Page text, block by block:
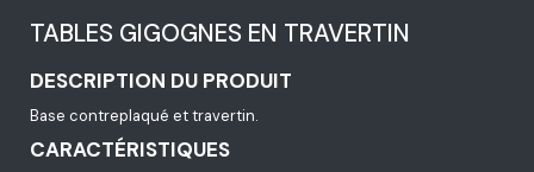
TABLES GIGOGNES EN TRAVERTIN
DESCRIPTION DU PRODUIT
Base contreplaqué et travertin.
CARACTÉRISTIQUES